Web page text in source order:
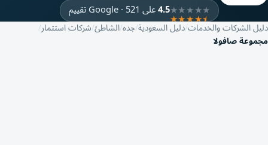
4.5على Google · 521 تقييم
دليل الشركات والخدماتدليل السعوديةجدهالشاطئ شركات استثمار
مجموعة صافولا